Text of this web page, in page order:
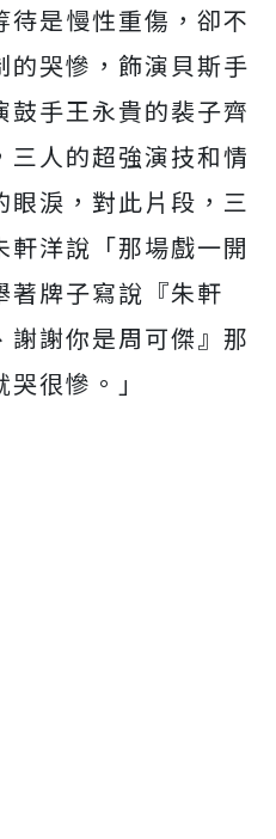
待是慢性重傷，卻不
哭慘， 飾演貝斯手
鼓手王永貴的裴子齊
三人的超強演技和情
淚， 對此片段，三
軒洋說「那場戲一開
著牌子寫說『朱軒
謝謝你是周可傑』那
哭很慘。」